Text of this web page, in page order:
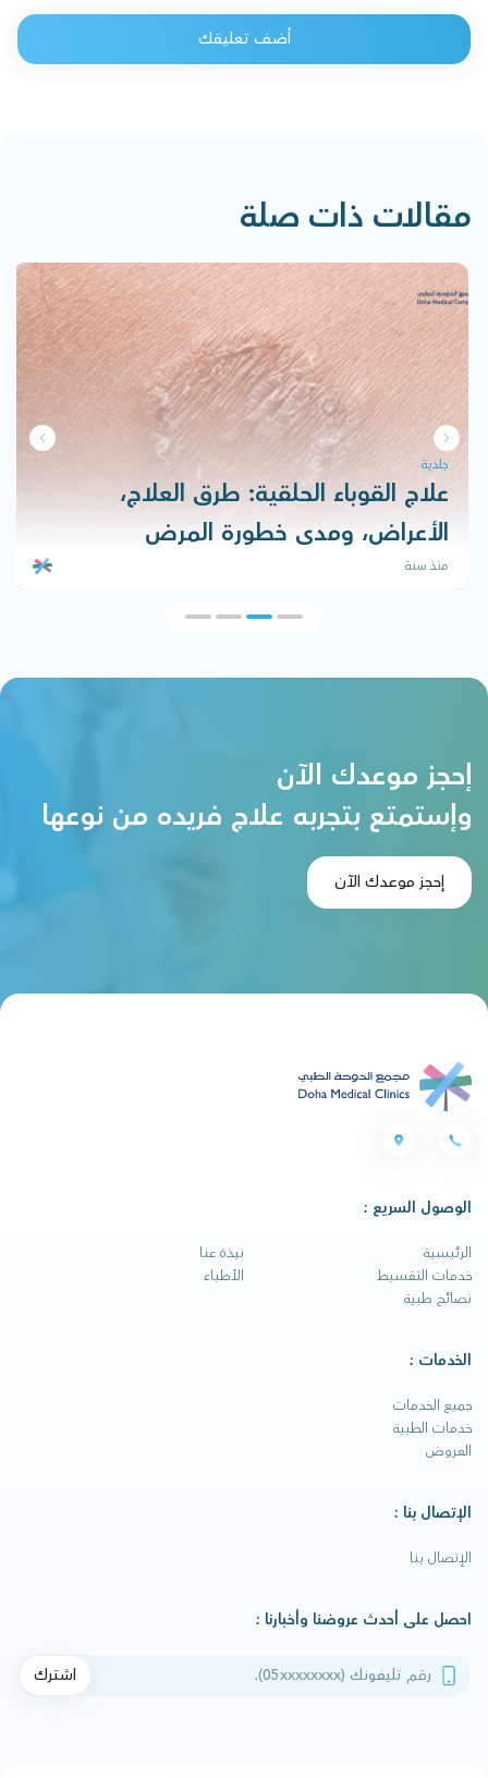
أضف تعليقك
مقالات ذات صلة
جلدية
علاج القوباء الحلقية: طرق العلاج،
الأعراض، ومدى خطورة المرض
منذ سنة
إحجز موعدك الآن
وإستمتع بتجربه علاج فريده من نوعها
إحجز موعدك الآن
الوصول السريع :
الرئيسية
نبذة عنا
خدمات التقسيط
الأطباء
نصائح طبية
الخدمات :
جميع الخدمات
خدمات الطبية
العروض
الإتصال بنا :
الإتصال بنا
احصل على أحدث عروضنا وأخبارنا :
رقم تليفونك
اشترك